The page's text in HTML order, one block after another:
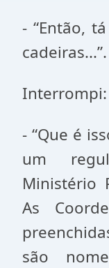
- “Então,
cadeiras...”.
Interrompi:
- “Que é
um
Ministério
As
são